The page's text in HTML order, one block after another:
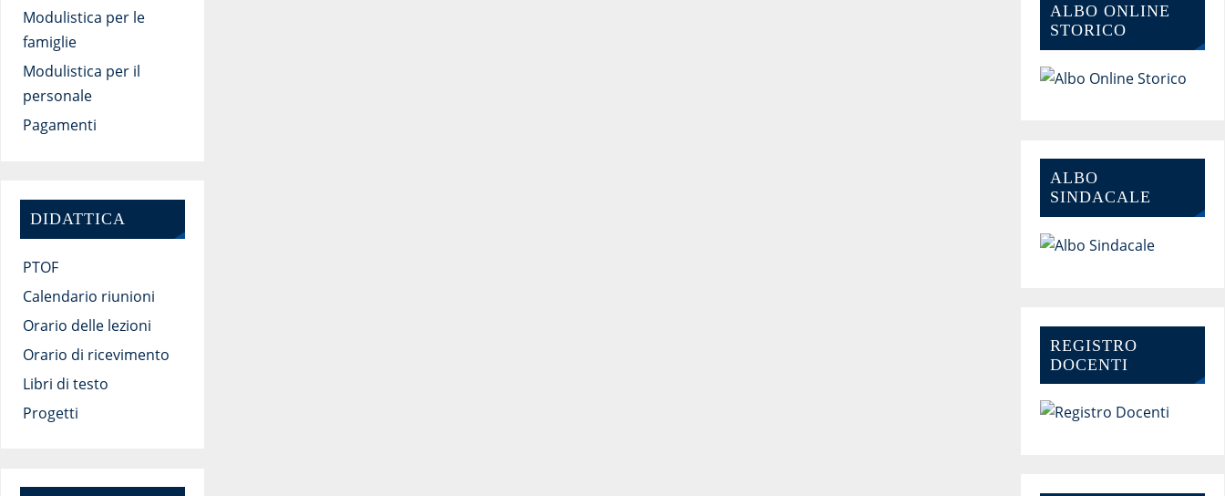
Modulistica per le
famiglie
Modulistica per il
personale
Pagamenti
DIDATTICA
PTOF
Calendario riunioni
Orario delle lezioni
Orario di ricevimento
Libri di testo
Progetti
ALBO ONLINE
STORICO
ALBO
SINDACALE
REGISTRO
DOCENTI